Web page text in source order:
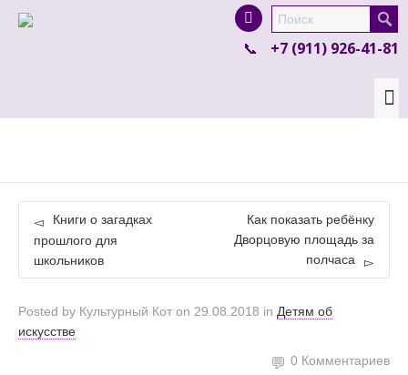
product in a size size .
colour items.
+7 (911) 926-41-81
Книги о загадках
прошлого для
школьников
Как показать ребёнку
Дворцовую площадь за
полчаса
Posted by Культурный Кот on 29.08.2018 in Детям об
искусстве
0 Комментариев